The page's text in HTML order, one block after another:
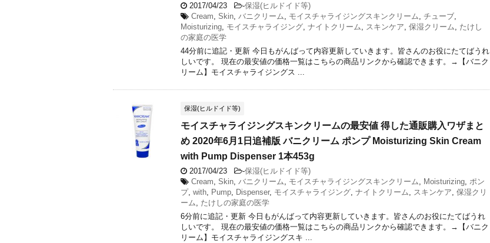
2017/04/23 -保湿(ヒルドイド等)
Cream, Skin, バニクリーム, モイスチャライジングスキンクリーム, チューブ,
Moisturizing, モイスチャライジング, ナイトクリーム, スキンケア, 保湿クリーム, たけし
の家庭の医学
44分前に追記・更新 今日もがんばって内容更新していきます。皆さんのお役にたてばうれ
しいです。 現在の最安値の価格一覧はこちらの商品リンクから確認できます。→【バニク
リーム】モイスチャライジングス ...
保湿(ヒルドイド等)
モイスチャライジングスキンクリームの最安値 得した通販購入ワザまと
め 2020年6月1日追補版 バニクリーム ポンプ Moisturizing Skin Cream
with Pump Dispenser 1本453g
2017/04/23 -保湿(ヒルドイド等)
Cream, Skin, バニクリーム, モイスチャライジングスキンクリーム, Moisturizing, ポン
プ, with, Pump, Dispenser, モイスチャライジング, ナイトクリーム, スキンケア, 保湿クリ
ーム, たけしの家庭の医学
6分前に追記・更新 今日もがんばって内容更新していきます。皆さんのお役にたてばうれ
しいです。 現在の最安値の価格一覧はこちらの商品リンクから確認できます。→【バニク
リーム】モイスチャライジングスキ ...